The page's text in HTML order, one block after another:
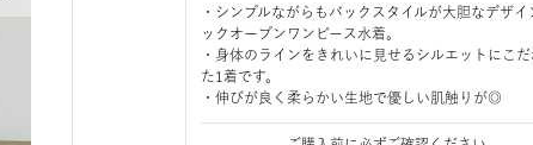
・シンプルながらもバックスタイルが大胆なデザイ
ックオープンワンピース水着。
・身体のラインをきれいに見せるシルエットにこだ
た1着です。
・伸びが良く柔らかい生地で優しい肌触りが◎